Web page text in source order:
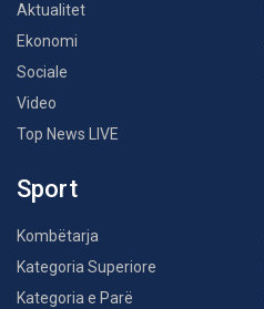
Aktualitet
Ekonomi
Sociale
Video
Top News LIVE
Sport
Kombëtarja
Kategoria Superiore
Kategoria e Parë